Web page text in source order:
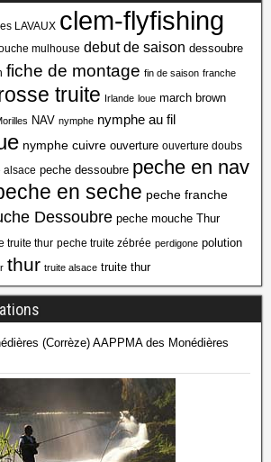
LAVAUX clem-flyfishing
mulhouse debut de saison dessoubre
fiche de montage fin de saison franche
truite Irlande loue march brown
NAV nymphe nymphe au fil
nymphe cuivre ouverture ouverture doubs
alsace peche dessoubre peche en nav
en seche peche franche
Dessoubre peche mouche Thur
truite thur peche truite zébrée perdigone polution
thur truite alsace truite thur
AAPPMA des Monédières